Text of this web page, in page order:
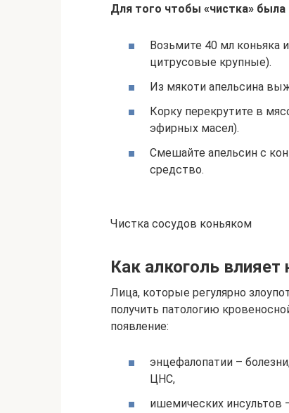
Для того чтобы «чистка»
Возьмите 40 мл коньяка
цитрусовые крупные).
Из мякоти апельсина
Корку перекрутите в
эфирных масел).
Смешайте апельсин с
средство.
Чистка сосудов коньяком
Как алкоголь
Лица, которые регулярно
получить патологию
появление:
энцефалопатии –
ЦНС,
ишемических инсультов